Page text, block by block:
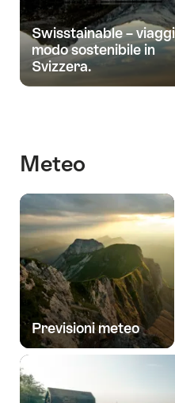
Swisstainable –
modo sostenibile in
Svizzera.
Meteo
Previsioni meteo